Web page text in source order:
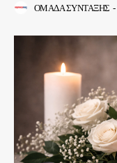
ΟΜΑΔΑ ΣΥΝΤΑΞΗΣ -